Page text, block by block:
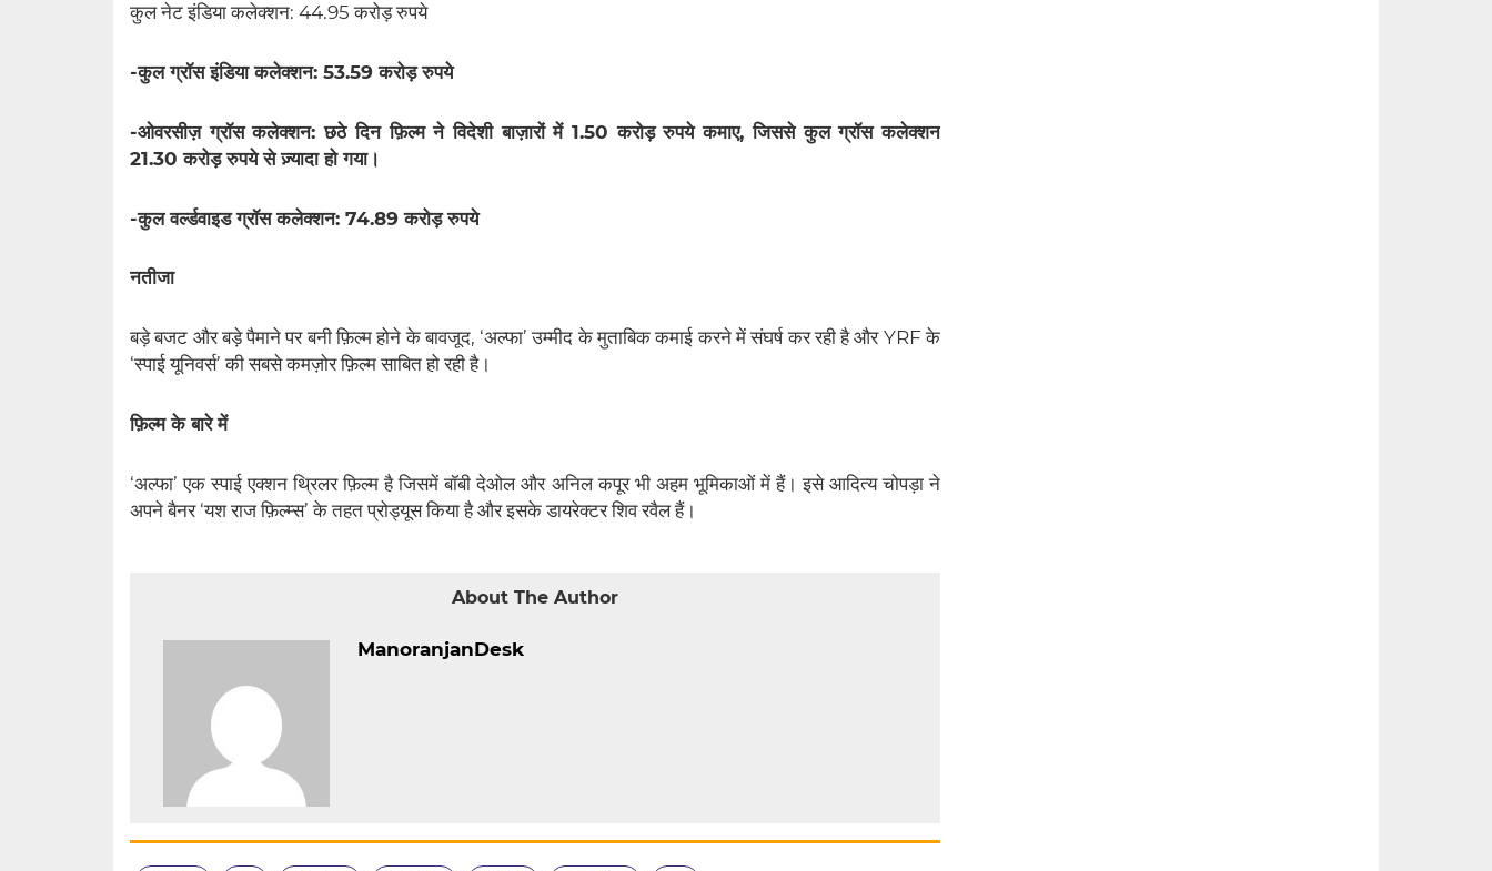
कुल नेट इंडिया कलेक्शन: 44.95 करोड़ रुपये
-कुल ग्रॉस इंडिया कलेक्शन: 53.59 करोड़ रुपये
-ओवरसीज़ ग्रॉस कलेक्शन: छठे दिन फ़िल्म ने विदेशी बाज़ारों में 1.50 करोड़ रुपये कमाए, जिससे कुल ग्रॉस कलेक्शन
21.30 करोड़ रुपये से ज़्यादा हो गया।
-कुल वर्ल्डवाइड ग्रॉस कलेक्शन: 74.89 करोड़ रुपये
नतीजा
बड़े बजट और बड़े पैमाने पर बनी फ़िल्म होने के बावजूद, ‘अल्फा’ उम्मीद के मुताबिक कमाई करने में संघर्ष कर रही है और YRF के
‘स्पाई यूनिवर्स’ की सबसे कमज़ोर फ़िल्म साबित हो रही है।
फ़िल्म के बारे में
‘अल्फा’ एक स्पाई एक्शन थ्रिलर फ़िल्म है जिसमें बॉबी देओल और अनिल कपूर भी अहम भूमिकाओं में हैं। इसे आदित्य चोपड़ा ने
अपने बैनर ‘यश राज फ़िल्म्स’ के तहत प्रोड्यूस किया है और इसके डायरेक्टर शिव रवैल हैं।
About The Author
ManoranjanDesk